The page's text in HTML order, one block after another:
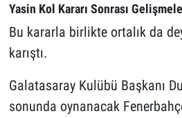
Yasin Kol Kararı Sonrası
Bu kararla birlikte ortalık da
karıştı.
Galatasaray Kulübü Başkanı
sonunda oynanacak